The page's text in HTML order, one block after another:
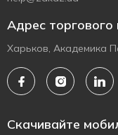
Адрес торгового
Харьков, Академика
Скачивайте